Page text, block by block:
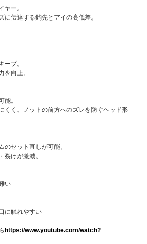
ヤー。
に伝達する鈎先とアイの高低差。
ープ。
を向上。
能。
くく、ノットの前方へのズレを防ぐヘッド形
のセット直しが可能。
裂けが激減。
い
に触れやすい
https://www.youtube.com/watch?